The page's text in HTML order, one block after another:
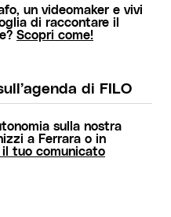
un videomaker e vivi
di raccontare il
Scopri come!
di FILO
sulla nostra
a Ferrara o in
tuo comunicato